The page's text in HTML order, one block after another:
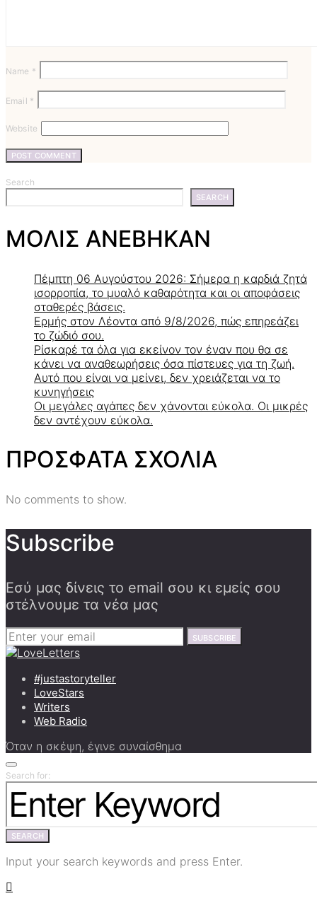
Name *
Email *
Website
Search
SEARCH
ΜΟΛΙΣ ΑΝΕΒΗΚΑΝ
Πέμπτη 06 Αυγούστου 2026: Σήμερα η καρδιά ζητά
ισορροπία, το μυαλό καθαρότητα και οι αποφάσεις
σταθερές βάσεις.
Ερμής στον Λέοντα από 9/8/2026, πώς επηρεάζει
το ζώδιό σου.
Ρίσκαρέ τα όλα για εκείνον τον έναν που θα σε
κάνει να αναθεωρήσεις όσα πίστευες για τη ζωή.
Αυτό που είναι να μείνει, δεν χρειάζεται να το
κυνηγήσεις
Οι μεγάλες αγάπες δεν χάνονται εύκολα. Οι μικρές
δεν αντέχουν εύκολα.
ΠΡΟΣΦΑΤΑ ΣΧΟΛΙΑ
No comments to show.
Subscribe
Εσύ μας δίνεις το email σου κι εμείς σου
στέλνουμε τα νέα μας
SUBSCRIBE
#justastoryteller
LoveStars
Writers
Web Radio
Όταν η σκέψη, έγινε συναίσθημα
Search for:
SEARCH
Input your search keywords and press Enter.